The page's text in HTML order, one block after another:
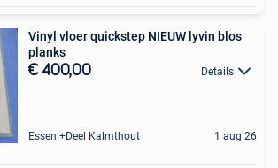
Vinyl vloer quickstep NIEUW lyvin blos
planks
€ 400,00 Details
Essen +Deel Kalmthout 1 aug 26